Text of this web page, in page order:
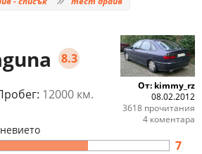
8.3
12000 км.
7
От: kimmy_rz
08.02.2012
3618 прочитания
4 коментара